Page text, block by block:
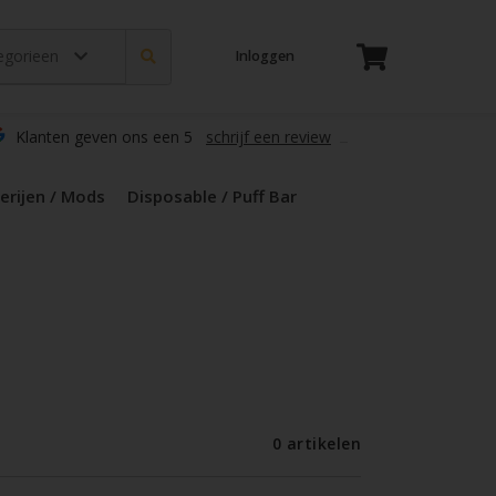
Inloggen
Klanten geven ons een 5 schrijf een review
/ Mods Disposable / Puff Bar
0 artikelen